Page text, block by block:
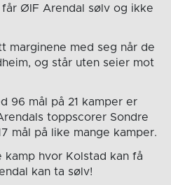
ØIF Arendal sølv og ikke
marginene med seg når de
og står uten seier mot
96 mål på 21 kamper er
toppscorer Sondre
mål på like mange kamper.
kamp hvor Kolstad kan få
kan ta sølv!